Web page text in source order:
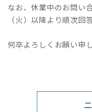
なお、休業中のお問い
（火）以降より順次回
何卒よろしくお願い申